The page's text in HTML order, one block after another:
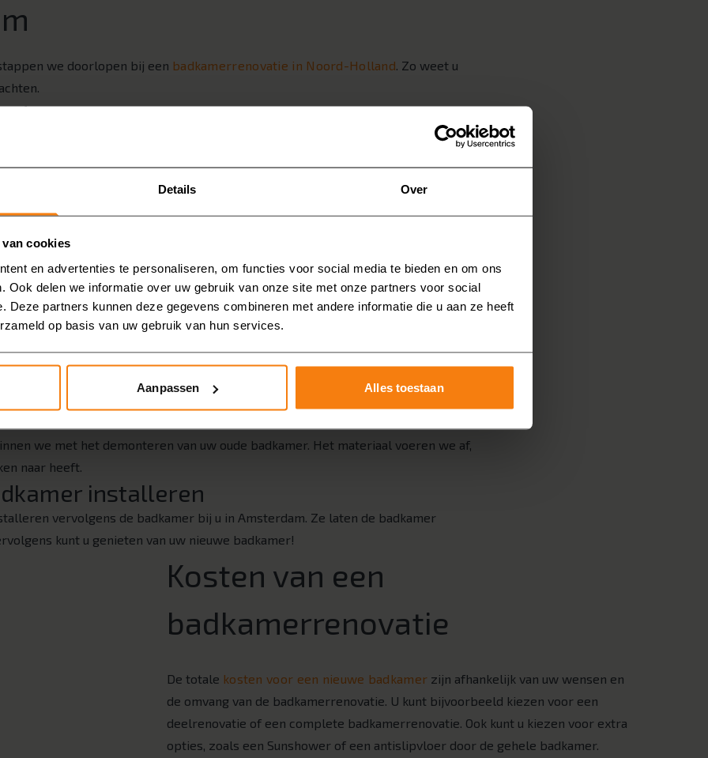
Details Over
cookies
en advertenties te personaliseren, om functies voor social media te bieden en om ons
Ook delen we informatie over uw gebruik van onze site met onze partners voor social
Deze partners kunnen deze gegevens combineren met andere informatie die u aan ze heeft
op basis van uw gebruik van hun services.
Aanpassen Alles toestaan
we doorlopen bij een badkamerrenovatie in Noord-Holland. Zo weet u
met inspiratie opdoen. Heeft u al mooie badkamers gezien? Wij helpen u graag
stijlen met elkaar combineren. Wilt u meer inspiratie opdoen? Vraag dan
of de gehele badkamer renoveren? En wilt u bijvoorbeeld een inloopdouche,
wc? Breng uw eigen wensen in kaart, zodat u over een paar weken een badkamer
voldoet.
en inmeten
alle mogelijkheden door tijdens eengratis en vrijblijvend adviesgesprek aan huisbij
We gaan dan ook uw badkamer inmeten. Vervolgens krijgt u een vrijblijvende
en afvoeren
we met het demonteren van uw oude badkamer. Het materiaal voeren we af,
naar heeft.
installeren
vervolgens de badkamer bij u in Amsterdam. Ze laten de badkamer
kunt u genieten van uw nieuwe badkamer!
Kosten van een
badkamerrenovatie
De totale kosten voor een nieuwe badkamer zijn afhankelijk van uw wensen en
de omvang van de badkamerrenovatie. U kunt bijvoorbeeld kiezen voor een
deelrenovatie of een complete badkamerrenovatie. Ook kunt u kiezen voor extra
opties, zoals een Sunshower of een antislipvloer door de gehele badkamer.